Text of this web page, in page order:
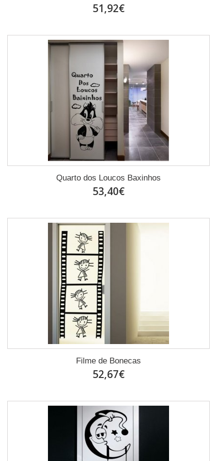
51,92€
Quarto dos Loucos Baxinhos
53,40€
Filme de Bonecas
52,67€